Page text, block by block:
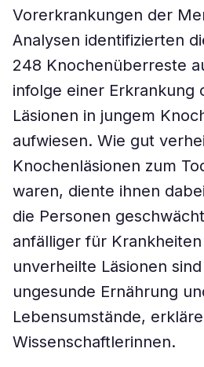
Vorerkrankungen der
Analysen identifizierten
248 Knochenüberreste
infolge einer Erkrankung
Läsionen in jungem
aufwiesen. Wie gut
Knochenläsionen zum
waren, diente ihnen
die Personen
anfälliger für
unverheilte Läsionen
ungesunde Ernährung
Lebensumstände,
Wissenschaftlerinnen.